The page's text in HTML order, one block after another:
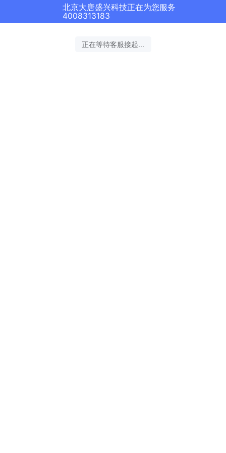
北京大唐盛兴科技正在为您服务
4008313183
正在等待客服接起...